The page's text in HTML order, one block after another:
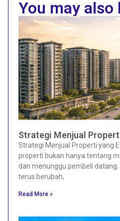
You may also
Strategi Menjual
Strategi Menjual Properti yang
properti bukan hanya tentang
dan menunggu pembeli
terus berubah,
Read More »